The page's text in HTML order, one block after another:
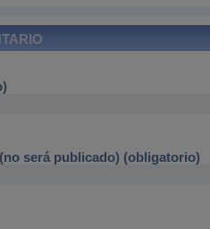
será publicado) (obligatorio)